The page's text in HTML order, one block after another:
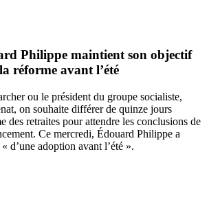
Philippe maintient son objectif
réforme avant l’été
ou le président du groupe socialiste,
on souhaite différer de quinze jours
des retraites pour attendre les conclusions de
Ce mercredi, Édouard Philippe a
d’une adoption avant l’été ».